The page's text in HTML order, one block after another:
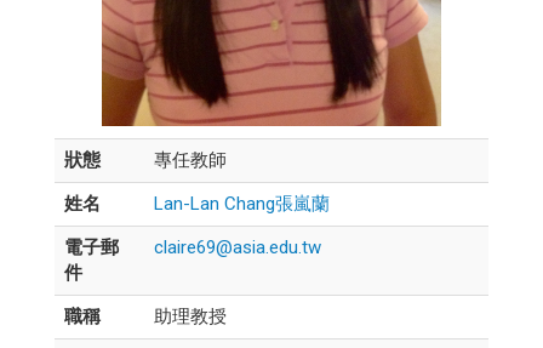
狀態
專任教師
姓名
Lan-Lan Chang張嵐蘭
電子郵
件
claire69@asia.edu.tw
職稱
助理教授